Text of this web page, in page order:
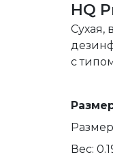
HQ
Сухая,
с
Вес: